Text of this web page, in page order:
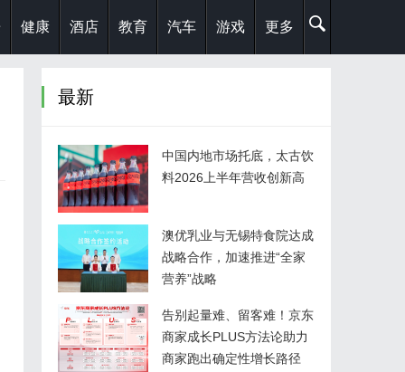
健康 酒店 教育 汽车 游戏 更多
最新
中国内地市场托底，太古饮
料2026上半年营收创新高
澳优乳业与无锡特食院达成
战略合作，加速推进“全家
营养”战略
告别起量难、留客难！京东
商家成长PLUS方法论助力
商家跑出确定性增长路径